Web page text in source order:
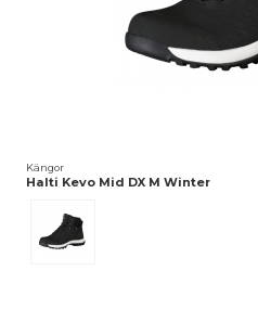
Kängor
Halti Kevo Mid DX M Winter
Svart